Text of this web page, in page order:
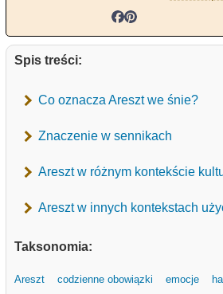
Spis treści:
Co oznacza Areszt we śnie?
Znaczenie w sennikach
Areszt w różnym kontekście
Areszt w innych kontekstach
Taksonomia:
Areszt codzienne obowiązki emocje